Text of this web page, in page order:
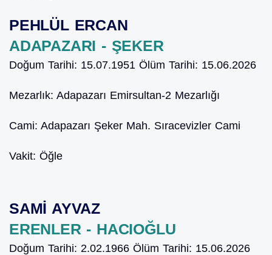
PEHLÜL ERCAN
ADAPAZARI - ŞEKER
Doğum Tarihi: 15.07.1951 Ölüm Tarihi: 15.06.2026
Mezarlık: Adapazarı Emirsultan-2 Mezarlığı
Cami: Adapazarı Şeker Mah. Sıracevizler Cami
Vakit: Öğle
SAMİ AYVAZ
ERENLER - HACIOĞLU
Doğum Tarihi: 2.02.1966 Ölüm Tarihi: 15.06.2026